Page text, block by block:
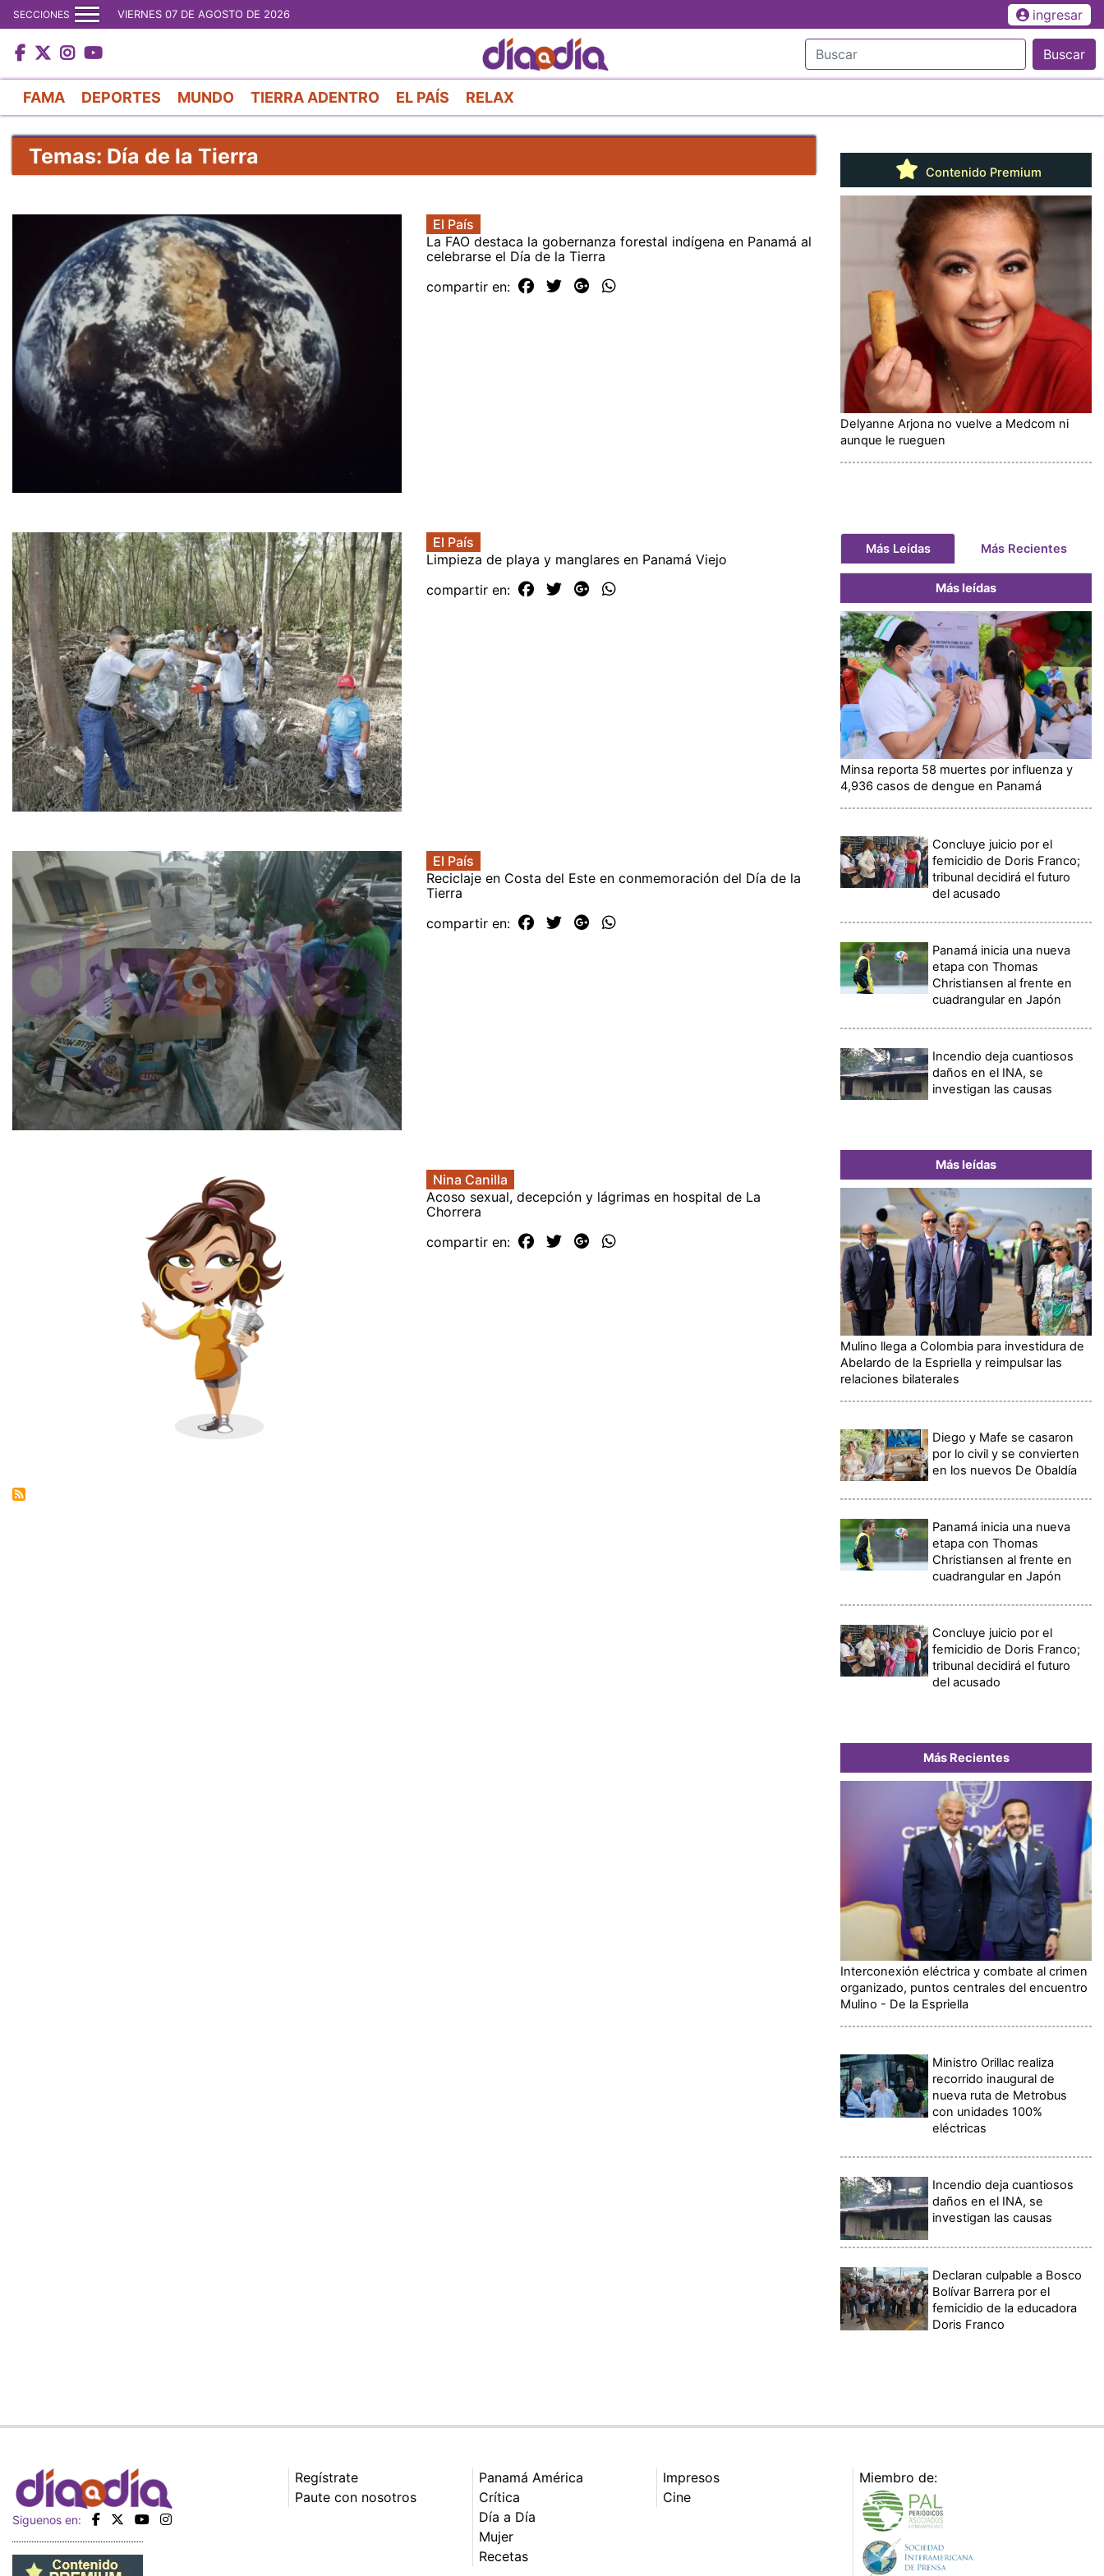
al
contenido
principal
SECCIONES VIERNES 07 DE AGOSTO DE 2026 ingresar
Buscar
FAMA DEPORTES MUNDO TIERRA ADENTRO EL PAÍS RELAX
Temas: Día de la Tierra
El País
La FAO destaca la gobernanza forestal indígena en Panamá al
celebrarse el Día de la Tierra
compartir en:
El País
Limpieza de playa y manglares en Panamá Viejo
compartir en:
El País
Reciclaje en Costa del Este en conmemoración del Día de la
Tierra
compartir en:
Nina Canilla
Acoso sexual, decepción y lágrimas en hospital de La
Chorrera
compartir en:
Contenido Premium
Delyanne Arjona no vuelve a Medcom ni
aunque le rueguen
Más Leídas Más Recientes
Más leídas
Minsa reporta 58 muertes por influenza y
4,936 casos de dengue en Panamá
Concluye juicio por el
femicidio de Doris Franco;
tribunal decidirá el futuro
del acusado
Panamá inicia una nueva
etapa con Thomas
Christiansen al frente en
cuadrangular en Japón
Incendio deja cuantiosos
daños en el INA, se
investigan las causas
Más leídas
Mulino llega a Colombia para investidura de
Abelardo de la Espriella y reimpulsar las
relaciones bilaterales
Diego y Mafe se casaron
por lo civil y se convierten
en los nuevos De Obaldía
Panamá inicia una nueva
etapa con Thomas
Christiansen al frente en
cuadrangular en Japón
Concluye juicio por el
femicidio de Doris Franco;
tribunal decidirá el futuro
del acusado
Más Recientes
Interconexión eléctrica y combate al crimen
organizado, puntos centrales del encuentro
Mulino - De la Espriella
Ministro Orillac realiza
recorrido inaugural de
nueva ruta de Metrobus
con unidades 100%
eléctricas
Incendio deja cuantiosos
daños en el INA, se
investigan las causas
Declaran culpable a Bosco
Bolívar Barrera por el
femicidio de la educadora
Doris Franco
Siguenos en:
Regístrate
Paute con nosotros
Panamá América
Crítica
Día a Día
Mujer
Recetas
Impresos
Cine
Miembro de: